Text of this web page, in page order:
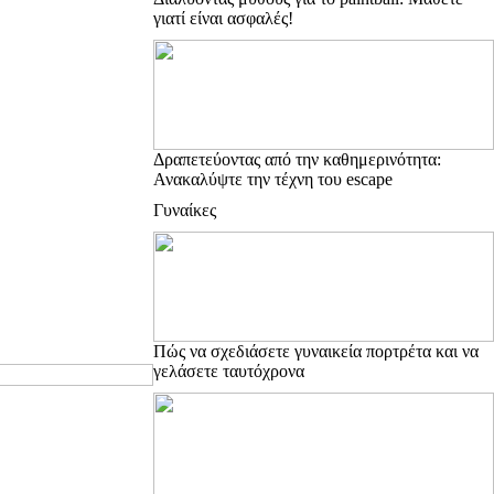
γιατί είναι ασφαλές!
Δραπετεύοντας από την καθημερινότητα:
Ανακαλύψτε την τέχνη του escape
Γυναίκες
Πώς να σχεδιάσετε γυναικεία πορτρέτα και να
γελάσετε ταυτόχρονα